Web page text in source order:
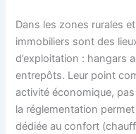
Dans les zones rurales
immobiliers sont des
d’exploitation : hangars
entrepôts. Leur point
activité économique,
la réglementation
dédiée au confort